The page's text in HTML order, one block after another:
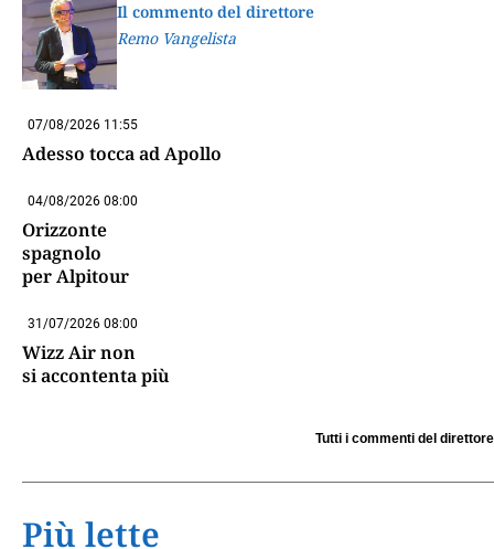
Il commento del direttore
Remo Vangelista
07/08/2026 11:55
Adesso tocca ad Apollo
04/08/2026 08:00
Orizzonte
spagnolo
per Alpitour
31/07/2026 08:00
Wizz Air non
si accontenta più
Tutti i commenti del direttore
Più lette